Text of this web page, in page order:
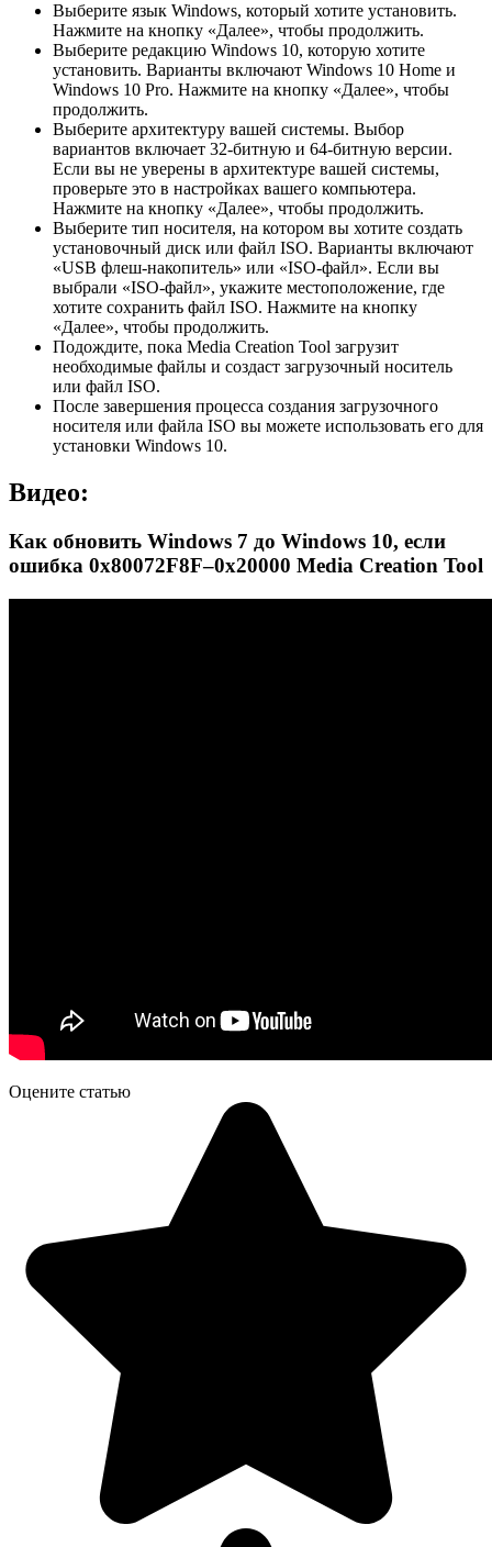
Выберите язык Windows, который хотите установить.
Нажмите на кнопку «Далее», чтобы продолжить.
Выберите редакцию Windows 10, которую хотите
установить. Варианты включают Windows 10 Home и
Windows 10 Pro. Нажмите на кнопку «Далее», чтобы
продолжить.
Выберите архитектуру вашей системы. Выбор
вариантов включает 32-битную и 64-битную версии.
Если вы не уверены в архитектуре вашей системы,
проверьте это в настройках вашего компьютера.
Нажмите на кнопку «Далее», чтобы продолжить.
Выберите тип носителя, на котором вы хотите создать
установочный диск или файл ISO. Варианты включают
«USB флеш-накопитель» или «ISO-файл». Если вы
выбрали «ISO-файл», укажите местоположение, где
хотите сохранить файл ISO. Нажмите на кнопку
«Далее», чтобы продолжить.
Подождите, пока Media Creation Tool загрузит
необходимые файлы и создаст загрузочный носитель
или файл ISO.
После завершения процесса создания загрузочного
носителя или файла ISO вы можете использовать его для
установки Windows 10.
Видео:
Как обновить Windows 7 до Windows 10, если
ошибка 0x80072F8F–0x20000 Media Creation Tool
Оцените статью